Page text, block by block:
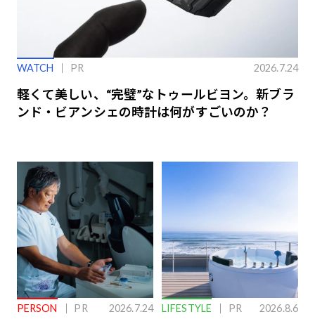
WATCH PR 2026.7.24
軽くて美しい、“完璧”なトゥールビヨン。新ブラ
ンド・ビアンシェの時計は何がすごいのか？
PERSON PR 2026.7.24 LIFESTYLE PR 2026.8.6